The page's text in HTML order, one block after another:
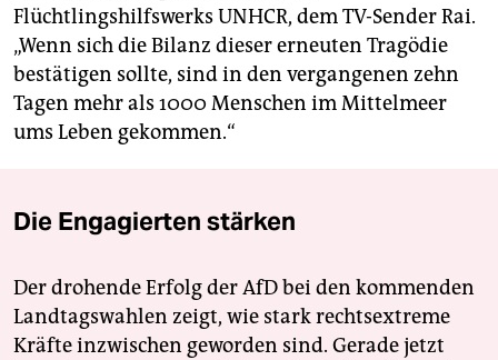
Flüchtlingshilfswerks UNHCR, dem TV-Sender Rai.
„Wenn sich die Bilanz dieser erneuten Tragödie
bestätigen sollte, sind in den vergangenen zehn
Tagen mehr als 1000 Menschen im Mittelmeer
ums Leben gekommen.“
Die Engagierten stärken
Der drohende Erfolg der AfD bei den kommenden
Landtagswahlen zeigt, wie stark rechtsextreme
Kräfte inzwischen geworden sind. Gerade jetzt